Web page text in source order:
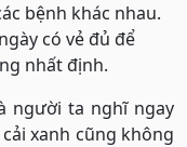
bệnh khác nhau.
có vẻ đủ để
nhất định.
người ta nghĩ ngay
xanh cũng không